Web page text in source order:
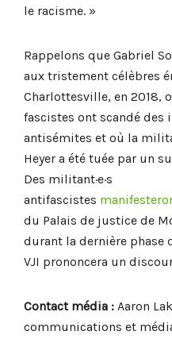
le racisme. »
Rappelons que Gabriel
aux tristement célèbres
Charlottesville, en 2018,
fascistes ont scandé des
antisémites et où la
Heyer a été tuée par un
Des militant·e·s
antifascistes
du Palais de justice de
durant la dernière phase
VJI prononcera un
Contact média : Aaron
communications et